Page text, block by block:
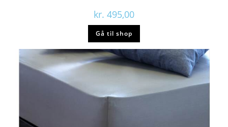
kr. 495,00
Gå til shop